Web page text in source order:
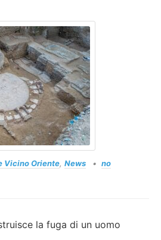
Vicino Oriente, News
no
la fuga di un uomo